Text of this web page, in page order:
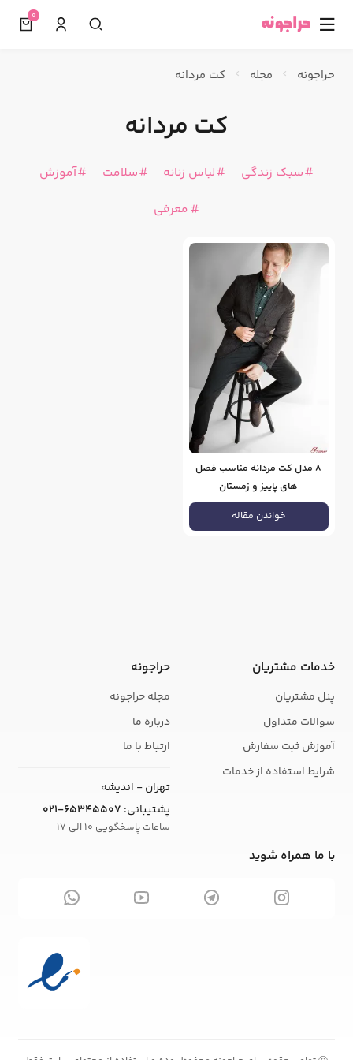
☰
0
حراجونه مجله کت مردانه
کت مردانه
سبک زندگی لباس زنانه سلامت
آموزش
معرفی
8 مدل کت مردانه مناسب فصل
های پاییز و زمستان
خواندن مقاله
خدمات مشتریان
پنل مشتریان
سوالات متداول
آموزش ثبت سفارش
شرایط استفاده از خدمات
حراجونه
مجله حراجونه
درباره ما
ارتباط با ما
تهران - اندیشه
پشتیبانی: 021-65345507
ساعات پاسخگویی 10 الی 17
با ما همراه شوید